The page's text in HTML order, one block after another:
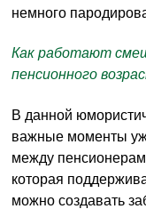
немного
Как работают
пенсионного
В данной
важные моменты
между
которая
можно создавать